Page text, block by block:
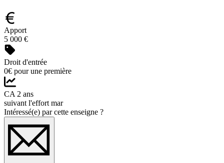
Apport
5 000 €
Droit d'entrée
0€ pour une première
CA 2 ans
suivant l'effort mar
Intéressé(e) par cette enseigne ?